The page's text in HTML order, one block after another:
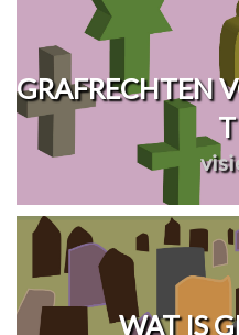
GRAFRECHTEN
WAT IS